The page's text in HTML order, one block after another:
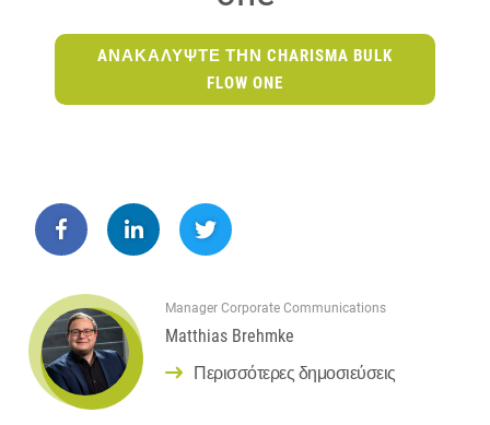
AΝΑΚΑΛΥΨΤΕ ΤΗΝ CHARISMA BULK
FLOW ONE
Manager Corporate Communications
Matthias Brehmke
Περισσότερες δημοσιεύσεις